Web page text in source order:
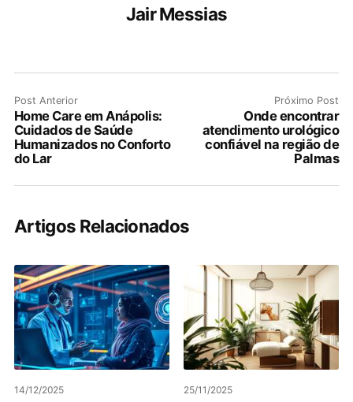
Jair Messias
Post Anterior
Home Care em Anápolis:
Cuidados de Saúde
Humanizados no Conforto
do Lar
Próximo Post
Onde encontrar
atendimento urológico
confiável na região de
Palmas
Artigos Relacionados
14/12/2025 25/11/2025